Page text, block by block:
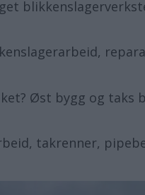
Øst bygg og taks
takrenner,